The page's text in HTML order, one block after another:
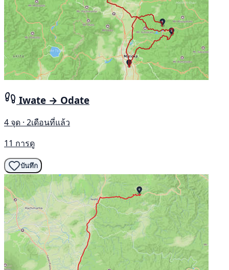
Iwate → Odate
4 จุด · 2เดือนที่แล้ว
11 การดู
บันทึก